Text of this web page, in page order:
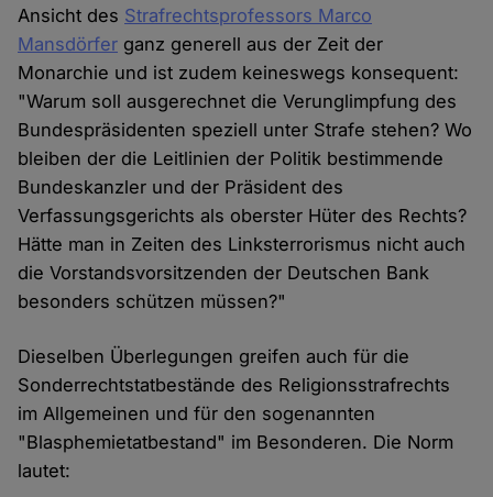
Ansicht des Strafrechtsprofessors Marco
Mansdörfer ganz generell aus der Zeit der
Monarchie und ist zudem keineswegs konsequent:
"Warum soll ausgerechnet die Verunglimpfung des
Bundespräsidenten speziell unter Strafe stehen? Wo
bleiben der die Leitlinien der Politik bestimmende
Bundeskanzler und der Präsident des
Verfassungsgerichts als oberster Hüter des Rechts?
Hätte man in Zeiten des Linksterrorismus nicht auch
die Vorstandsvorsitzenden der Deutschen Bank
besonders schützen müssen?"
Dieselben Überlegungen greifen auch für die
Sonderrechtstatbestände des Religionsstrafrechts
im Allgemeinen und für den sogenannten
"Blasphemietatbestand" im Besonderen. Die Norm
lautet: